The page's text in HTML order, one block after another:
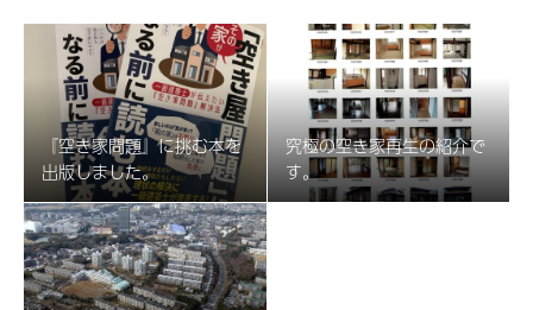
『空き家問題』に挑む本を
出版しました。
究極の空き家再生の紹介で
す。